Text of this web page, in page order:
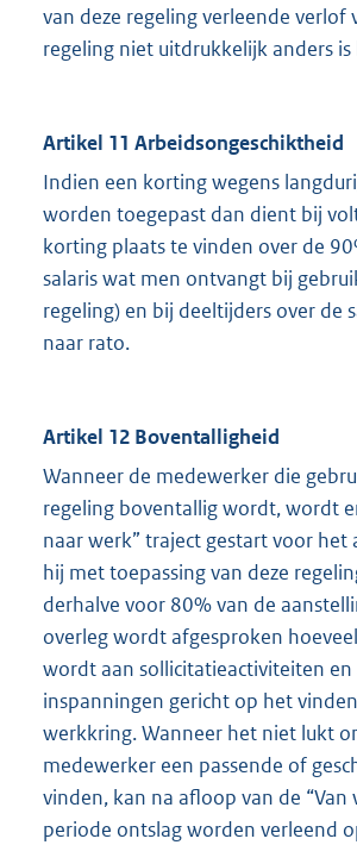
van deze regeling verleende verlof
regeling niet uitdrukkelijk anders is
Artikel 11 Arbeidsongeschiktheid
Indien een korting wegens
worden toegepast dan dient bij
korting plaats te vinden over de
salaris wat men ontvangt bij
regeling) en bij deeltijders over de
naar rato.
Artikel 12 Boventalligheid
Wanneer de medewerker die
regeling boventallig wordt, wordt
naar werk” traject gestart voor het
hij met toepassing van deze
derhalve voor 80% van de
overleg wordt afgesproken
wordt aan sollicitatieactiviteiten en
inspanningen gericht op het
werkkring. Wanneer het niet lukt
medewerker een passende of
vinden, kan na afloop van de “Van
periode ontslag worden verleend